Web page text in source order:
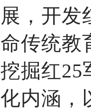
展，开发
命传统教
挖掘红25
化内涵，